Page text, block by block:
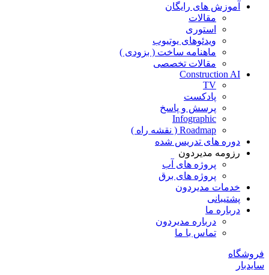
آموزش های رایگان
مقالات
استوری
ویدئوهای یوتیوب
ماهنامه ساخت ( بزودی )
مقالات تخصصی
Construction AI
TV
پادکست
پرسش و پاسخ
Infographic
Roadmap ( نقشه راه )
دوره های تدریس شده
رزومه مدیردون
پروژه های آب
پروژه های برق
خدمات مدیردون
پشتیبانی
درباره ما
درباره مدیردون
تماس با ما
فروشگاه
سایدبار